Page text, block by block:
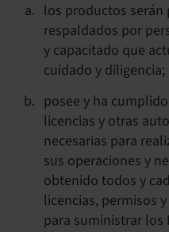
los productos
respaldados por
y capacitado que
cuidado y diligencia;
posee y ha
licencias y otras
necesarias para
sus operaciones y
obtenido todos y
licencias, permisos
para suministrar los